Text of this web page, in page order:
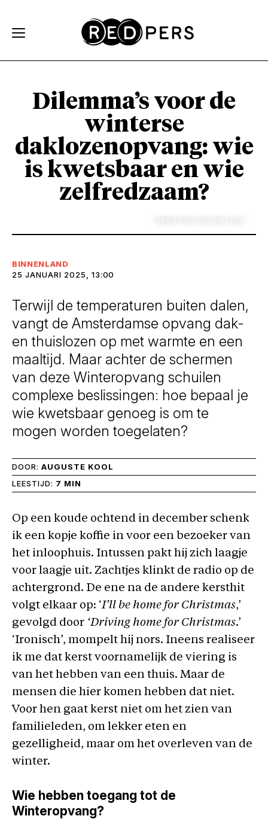
Dilemma’s voor de
winterse
daklozenopvang: wie
is kwetsbaar en wie
zelfredzaam?
BINNENLAND
25 JANUARI 2025, 13:00
Terwijl de temperaturen buiten dalen,
vangt de Amsterdamse opvang dak-
en thuislozen op met warmte en een
maaltijd. Maar achter de schermen
van deze Winteropvang schuilen
complexe beslissingen: hoe bepaal je
wie kwetsbaar genoeg is om te
mogen worden toegelaten?
DOOR: AUGUSTE KOOL
LEESTIJD: 7 MIN
Op een koude ochtend in december schenk
ik een kopje koffie in voor een bezoeker van
het inloophuis. Intussen pakt hij zich laagje
voor laagje uit. Zachtjes klinkt de radio op de
achtergrond. De ene na de andere kersthit
volgt elkaar op: ‘I’ll be home for Christmas,’
gevolgd door ‘Driving home for Christmas.’
‘Ironisch’, mompelt hij nors. Ineens realiseer
ik me dat kerst voornamelijk de viering is
van het hebben van een thuis. Maar de
mensen die hier komen hebben dat niet.
Voor hen gaat kerst niet om het zien van
familieleden, om lekker eten en
gezelligheid, maar om het overleven van de
winter.
Wie hebben toegang tot de
Winteropvang?